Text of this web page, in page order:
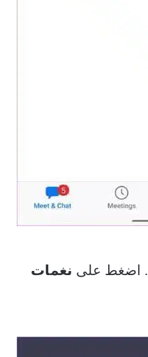
. اضغط على نغمات